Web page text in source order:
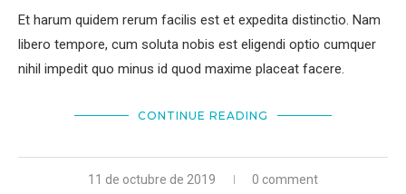
Et harum quidem rerum facilis est et expedita distinctio. Nam
libero tempore, cum soluta nobis est eligendi optio cumquer
nihil impedit quo minus id quod maxime placeat facere.
CONTINUE READING
11 de octubre de 2019 0 comment